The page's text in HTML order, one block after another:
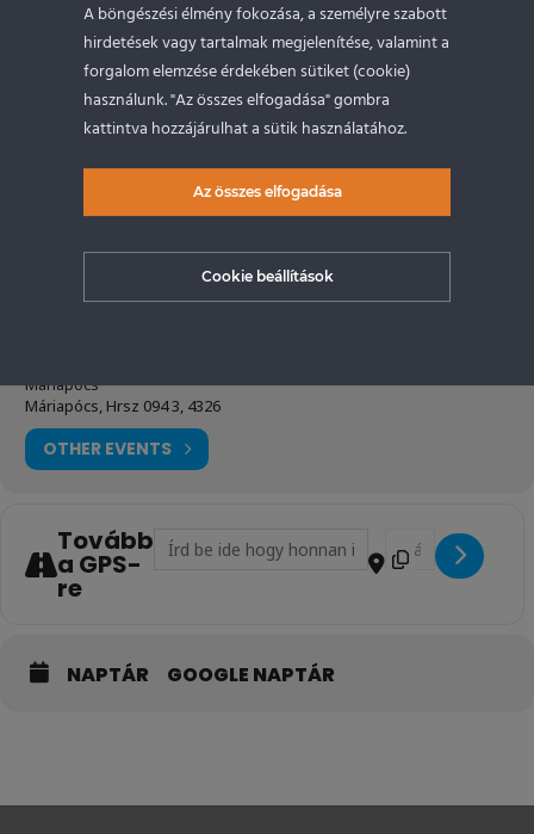
EUR)
VIP jegy:119 000 Ft (308 EUR)
Parkolás:
Ingyenes
Idő
2026-07-1108:00-2026-07-1220:00 (GMT+02:00)
Máriapócs
Máriapócs, Hrsz 094 3, 4326
OTHER EVENTS
Tovább
a GPS-
re
Address - 2. forduló (Pro + Pro2) – Július
Destination
NAPTÁR GOOGLE NAPTÁR
A böngészési élmény fokozása, a személyre szabott
hirdetések vagy tartalmak megjelenítése, valamint a
forgalom elemzése érdekében sütiket (cookie)
használunk. "Az összes elfogadása" gombra
kattintva hozzájárulhat a sütik használatához.
Az összes elfogadása
Cookie beállítások